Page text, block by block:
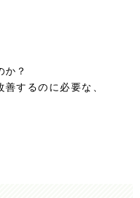
？
するのに必要な、